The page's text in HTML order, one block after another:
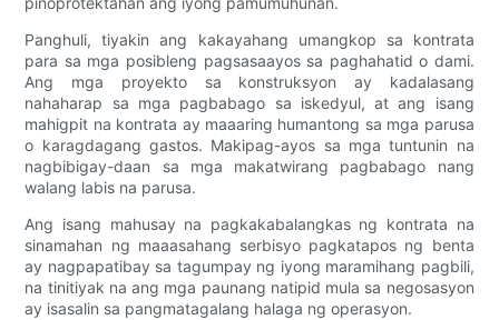
Panghuli, tiyakin ang kakayahang umangkop sa kontrata
para sa mga posibleng pagsasaayos sa paghahatid o dami.
Ang mga proyekto sa konstruksyon ay kadalasang
nahaharap sa mga pagbabago sa iskedyul, at ang isang
mahigpit na kontrata ay maaaring humantong sa mga parusa
o karagdagang gastos. Makipag-ayos sa mga tuntunin na
nagbibigay-daan sa mga makatwirang pagbabago nang
walang labis na parusa.
Ang isang mahusay na pagkakabalangkas ng kontrata na
sinamahan ng maaasahang serbisyo pagkatapos ng benta
ay nagpapatibay sa tagumpay ng iyong maramihang pagbili,
na tinitiyak na ang mga paunang natipid mula sa negosasyon
ay isasalin sa pangmatagalang halaga ng operasyon.